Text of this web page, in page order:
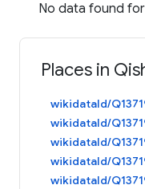
No data found
Places in
wikidataId/
wikidataId/
wikidataId/
wikidataId/
wikidataId/